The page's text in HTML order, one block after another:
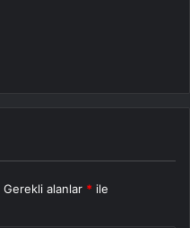
Gerekli alanlar * ile